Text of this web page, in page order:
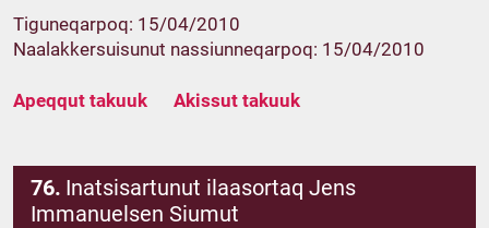
Tiguneqarpoq: 15/04/2010
Naalakkersuisunut nassiunneqarpoq: 15/04/2010
Apeqqut takuuk Akissut takuuk
76. Inatsisartunut ilaasortaq Jens
Immanuelsen Siumut